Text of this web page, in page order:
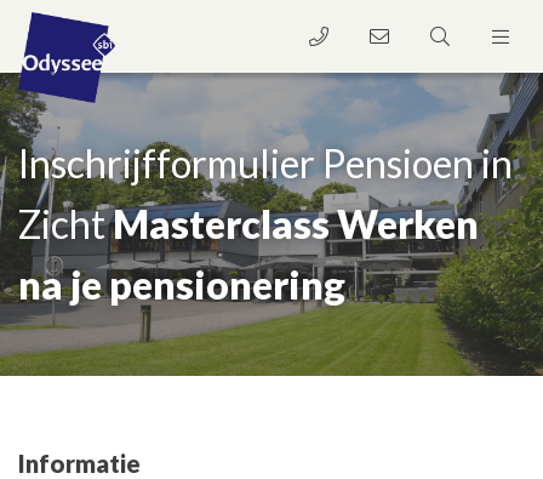
Inschrijfformulier Pensioen in
ZichtMasterclass Werken
na je pensionering
Informatie